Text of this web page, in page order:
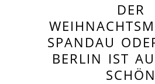
DER
SPANDAU
BERLIN IST
SCHÖN